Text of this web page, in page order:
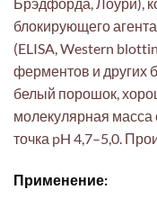
блокирующего
(ELISA, Western
ферментов и других
белый порошок,
молекулярная масса
точка pH 4,7–5,0.
Применение: